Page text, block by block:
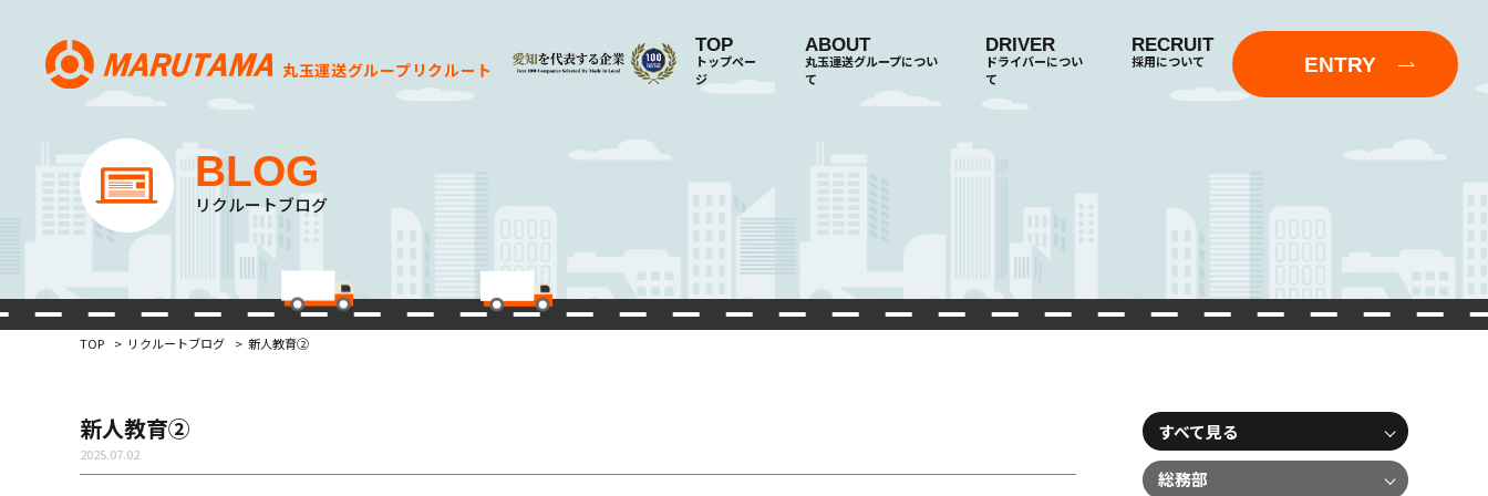
丸玉運送グループ リクルート
TOP
トップペー
ジ
ABOUT
丸玉運送グループについ
て
DRIVER
ドライバーについ
て
RECRUIT
採用について ENTRY
BLOG
リクルートブログ
TOP リクルートブログ 新人教育②
新人教育②
2025.07.02
すべて見る
総務部